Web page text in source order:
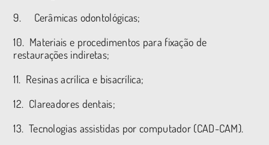
9. Cerâmicas odontológicas;
10. Materiais e procedimentos para fixação de
restaurações indiretas;
11. Resinas acrílica e bisacrílica;
12. Clareadores dentais;
13. Tecnologias assistidas por computador (CAD-CAM).